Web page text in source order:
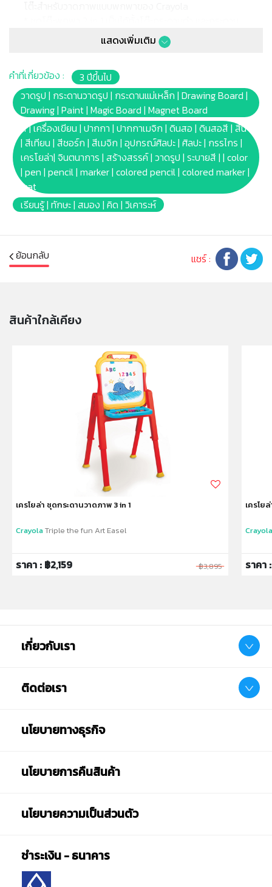
วาดรูปแม่เหล็ก เพียงถอดออกและพลิกด้าน ก่อนประกอบ
เดิ้ลรูปทรงเลขาคณิต 3ชิ้น | ปากกาแม่เหล็ก 1ด้าม | ช่องเก็บ
อุปกรณ์ศิลปะ
* กระดานไวท์บอร์ดเหมาะกับการใช้งานคู่กับปากกาเมจิไวท์
บอร์ดของเครโยล่า
* ขาโต๊ะพับเก็บได้เพื่อการจัดเก็บที่ง่ายดายและพกพาสะดวก
* Barcode: 833186002595
* Product Size: (W)49.5 x(L)34.3 x(H)24.9cm.
* Package Size: [Color Box] (W)50 x(L)9.75
x(H)34.75cm.
* Product Weight: 1.8kg.
หมายเหตุ:
สินค้าอาจมีการเปลี่ยนแปลงลวดลาย สีสันบนผลิตภัณฑ์ หรือ
ห้ามแยกชิ้นส่วนออกจากกัน ชิ้นส่วนมีขนาดเล็ก เด็กควรใช้
งานในการดูแลของผู้ปกครอง หรือผู้เชี่ยวชาญ ไม่นำเข้าจมูก
แสดงเพิ่มเติม
คำที่เกี่ยวข้อง :
3 ปีขึ้นไป
วาดรูป | กระดานวาดรูป | กระดานแม่เหล็ก | Drawing Board |
Drawing | Paint | Magic Board | Magnet Board
สี | เครื่องเขียน | ปากกา | ปากกาเมจิก | ดินสอ | ดินสอสี | สีน้ำ
| สีเทียน | สีชอร์ก | สีเมจิก | อุปกรณ์ศิลปะ | ศิลปะ | กรรไกร |
เครโยล่า| จินตนาการ | สร้างสรรค์ | วาดรูป | ระบายสี | | color
| pen | pencil | marker | colored pencil | colored marker |
wat
เรียนรู้ | ทักษะ | สมอง | คิด | วิเคาระห์
ย้อนกลับ แชร์ :
สินค้าใกล้เคียง
เครโยล่า ชุดกระดานวาดภาพ 3 in 1
CrayolaTriple the fun Art Easel
ราคา : ฿2,159 ฿3,895
เครโย
ราคา
เกี่ยวกับเรา
ติดต่อเรา
นโยบายทางธุรกิจ
นโยบายการคืนสินค้า
นโยบายความเป็นส่วนตัว
ชำระเงิน - ธนาคาร